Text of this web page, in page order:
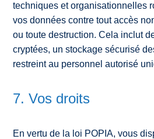
techniques et organisationnelles
vos données contre tout accès
ou toute destruction. Cela inclut
cryptées, un stockage sécurisé
restreint au personnel autorisé
7. Vos droits
En vertu de la loi POPIA, vous